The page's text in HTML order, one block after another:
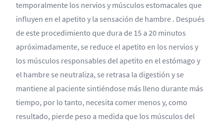
temporalmente los nervios y músculos estomacales que
influyen en el apetito y la sensación de hambre . Después
de este procedimiento que dura de 15 a 20 minutos
apróximadamente, se reduce el apetito en los nervios y
los músculos responsables del apetito en el estómago y
el hambre se neutraliza, se retrasa la digestión y se
mantiene al paciente sintiéndose más lleno durante más
tiempo, por lo tanto, necesita comer menos y, como
resultado, pierde peso a medida que los músculos del